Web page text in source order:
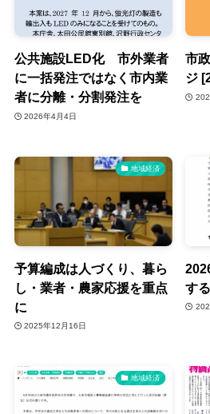
公共施設LED化 市外業者
に一括発注ではなく市内業
者に分離・分割発注を
2026年4月4日
市
ジ
地域経済
予算編成は人づくり、暮ら
し・業者・農家応援を重点
に
2025年12月16日
す
地域経済